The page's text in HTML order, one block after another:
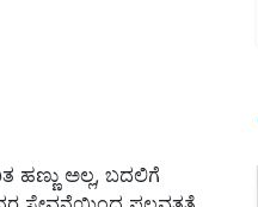
ಹಣ್ಣು ಅಲ್ಲ, ಬದಲಿಗೆ